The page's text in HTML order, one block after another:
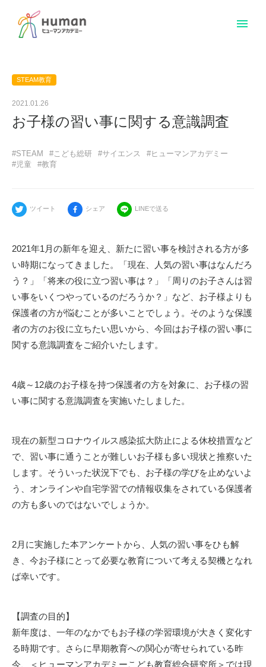
menu
STEAM教育
2021.01.26
お子様の習い事に関する意識調査
#STEAM #こども総研 #サイエンス
#ヒューマンアカデミー
#児童
#教育
ツイート シェア LINEで送る
2021年1 月の新年を迎え、新たに習い事を検討される方が多
い時期になってきました。「現在、人気の習い事はなんだろ
う？」「将来の役に立つ習い事は？」「周りのお子さんは習
い事をいくつやっているのだろうか？」など、お子様よりも
保護者の方が悩むことが多いことでしょう。そのような保護
者の方のお役に立ちたい思いから、今回はお子様の習い事に
関する意識調査をご紹介いたします。
4歳～ 12歳のお子様を持つ保護者の方を対象に、お子様の習
い事に関する意識調査を実施いたしました。
現在の新型コロナウイルス感染拡大防止による休校措置など
で、習い事に通うことが難しいお子様も多い現状と推察いた
します。そういった状況下でも、お子様の学びを止めないよ
う、オンラインや自宅学習での情報収集をされている保護者
の方も多いのではないでしょうか。
2月に実施した本アンケートから、人気の習い事をひも解
き、今お子様にとって必要な教育について考える契機となれ
ば幸いです。
【調査の目的】
新年度は、一年のなかでもお子様の学習環境が大きく変化す
る時期です。さらに早期教育への関心が寄せられている昨
今、＜ヒューマンアカデミーこども教育総合研究所＞では現